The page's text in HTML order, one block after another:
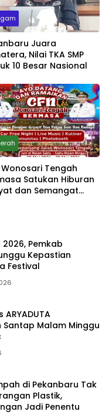
Juara
Nilai TKA SMP
10 Besar Nasional
Wonosari Tengah
Satukan Hiburan
dan Semangat
Pemkab
Kepastian
Festival
Santap Malam Minggu
di Pekanbaru Tak
Plastik,
Jadi Penentu